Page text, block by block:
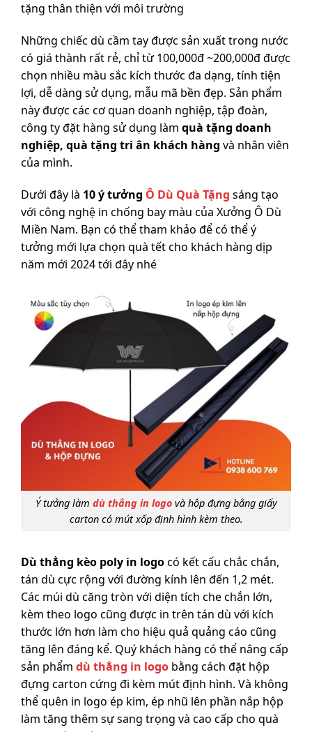
tặng thân thiện với môi trường
Những chiếc dù cầm tay được sản xuất trong nước
có giá thành rất rẻ, chỉ từ 100,000đ ~200,000đ được
chọn nhiều màu sắc kích thước đa dạng, tính tiện
lợi, dễ dàng sử dụng, mẫu mã bền đẹp. Sản phẩm
này được các cơ quan doanh nghiệp, tập đoàn,
công ty đặt hàng sử dụng làm quà tặng doanh
nghiệp, quà tặng tri ân khách hàng và nhân viên
của mình.
Dưới đây là 10 ý tưởng Ô Dù Quà Tặng sáng tạo
với công nghệ in chống bay màu của Xưởng Ô Dù
Miền Nam. Bạn có thể tham khảo để có thể ý
tưởng mới lựa chọn quà tết cho khách hàng dịp
năm mới 2024 tới đây nhé
Ý tưởng làm dù thẳng in logovà hộp đựng bằng giấy
carton có mút xốp định hình kèm theo.
Dù thẳng kèo poly in logocó kết cấu chắc chắn,
tán dù cực rộng với đường kính lên đến 1,2 mét.
Các múi dù căng tròn với diện tích che chắn lớn,
kèm theo logo cũng được in trên tán dù với kích
thước lớn hơn làm cho hiệu quả quảng cáo cũng
tăng lên đáng kể. Quý khách hàng có thể nâng cấp
sản phẩm dù thẳng in logo bằng cách đặt hộp
đựng carton cứng đi kèm mút định hình. Và không
thể quên in logo ép kim, ép nhũ lên phần nắp hộp
làm tăng thêm sự sang trọng và cao cấp cho quà